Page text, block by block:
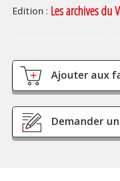
Edition Les archives du
Ajouter aux
Demander